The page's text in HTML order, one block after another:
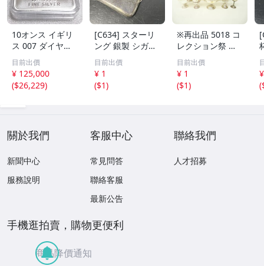
10オンス イギリ
ス 007 ダイヤモ
ンドは永遠に 純
銀 バー
目前出價
¥ 125,000
($26,229)
[C634] スターリ
ング 銀製 シガレ
ットケース 118g
アンティーク シ
ルバー ヴィンテ
ージ レトロ ケー
目前出價
¥ 1
($1)
※再出品 5018 コ
レクション祭 銀
製 Silver 刻印 ト
ロフィー 8点 691
g 無刻印 2点
目前出價
¥ 1
($1)
(
關於我們
新聞中心
服務說明
客服中心
常見問答
聯絡客服
最新公告
聯絡我們
人才招募
手機逛拍賣，購物更便利
商品降價通知